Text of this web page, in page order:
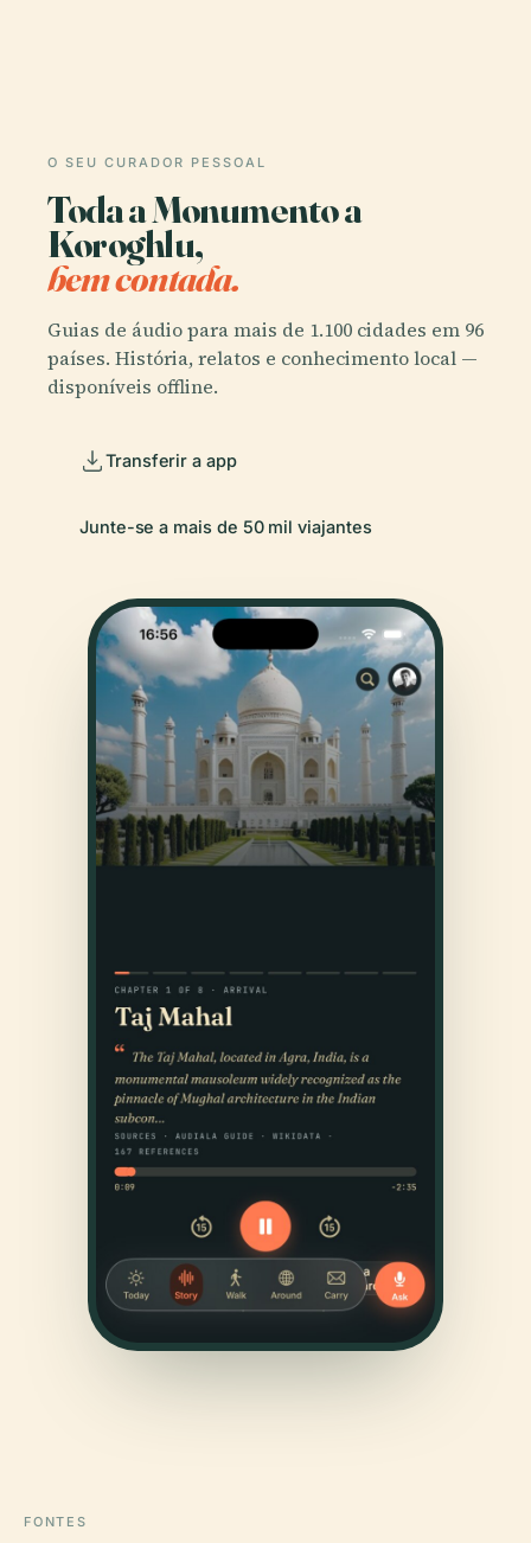
O SEU CURADOR PESSOAL
Toda a Monumento a
Koroghlu,
bem contada.
Guias de áudio para mais de 1.100 cidades em 96
países. História, relatos e conhecimento local —
disponíveis offline.
Transferir a app
Junte-se a mais de 50 mil viajantes
FONTES